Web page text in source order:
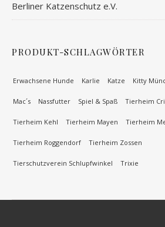
Berliner Katzenschutz e.V.
PRODUKT-SCHLAGWÖRTER
Erwachsene Hunde Karlie Katze Kitty
Mac´s Nassfutter Spiel & Spaß Tierheim
Tierheim Kehl Tierheim Mayen Tierheim
Tierheim Roggendorf Tierheim Zossen
Tierschutzverein Schlupfwinkel Trixie